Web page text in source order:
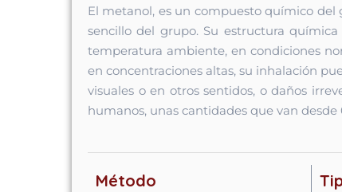
El metanol, es un compuesto químico del
sencillo del grupo. Su estructura
temperatura ambiente, en condiciones
en concentraciones altas, su inhalación
visuales o en otros sentidos, o daños
humanos, unas cantidades que van
Método